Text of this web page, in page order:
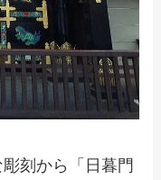
刻から「日暮門